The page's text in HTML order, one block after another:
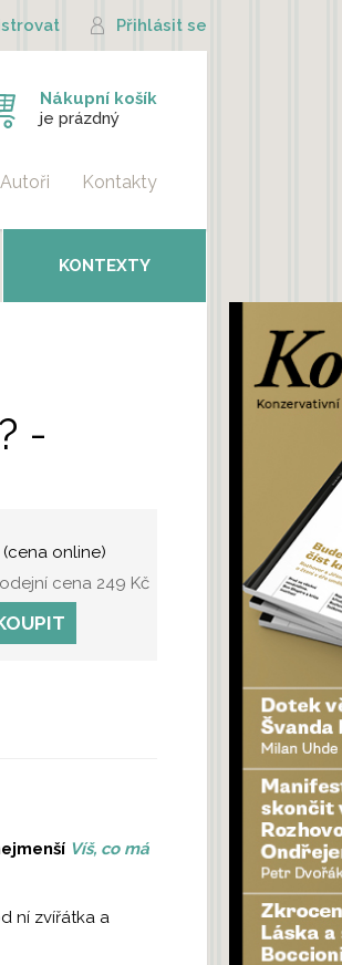
Přihlásit se
Nákupní košík
je prázdný
Autoři Kontakty
KONTEXTY
-
(cena online)
cena 249 Kč
Víš, co má
ní zvířátka a